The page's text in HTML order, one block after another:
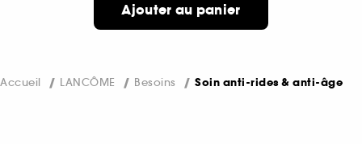
Ajouter au panier
Accueil LANCÔME Besoins Soin anti-rides & anti-âge